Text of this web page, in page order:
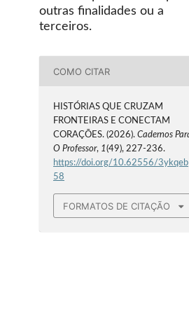
outras finalidades ou a
terceiros.
COMO CITAR
HISTÓRIAS QUE CRUZAM
FRONTEIRAS E CONECTAM
CORAÇÕES. (2026).Cadernos
O Professor, 1(49), 227-236.
https://doi.org/10.62556/3ykqeb
58
FORMATOS DE CITAÇÃO